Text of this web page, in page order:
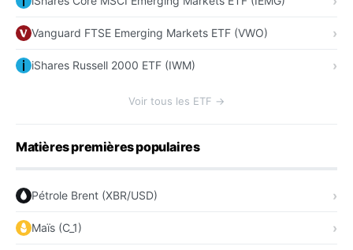
Vanguard FTSE Emerging Markets ETF (VWO)
iShares Russell 2000 ETF (IWM)
Voir tous les ETF →
Matières premières populaires
Pétrole Brent (XBR/USD)
Maïs (C_1)